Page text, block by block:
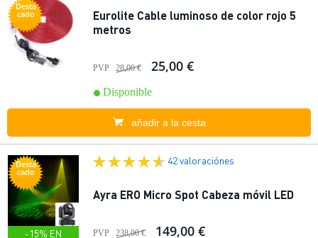
Desta
cado
Eurolite Cable luminoso de color rojo 5
metros
PVP 28,00 € 25,00 €
Disponible
añadir a la cesta
Desta
cado
-15% EN
42 valoraciónes
Ayra ERO Micro Spot Cabeza móvil LED
PVP 238,00 € 149,00 €